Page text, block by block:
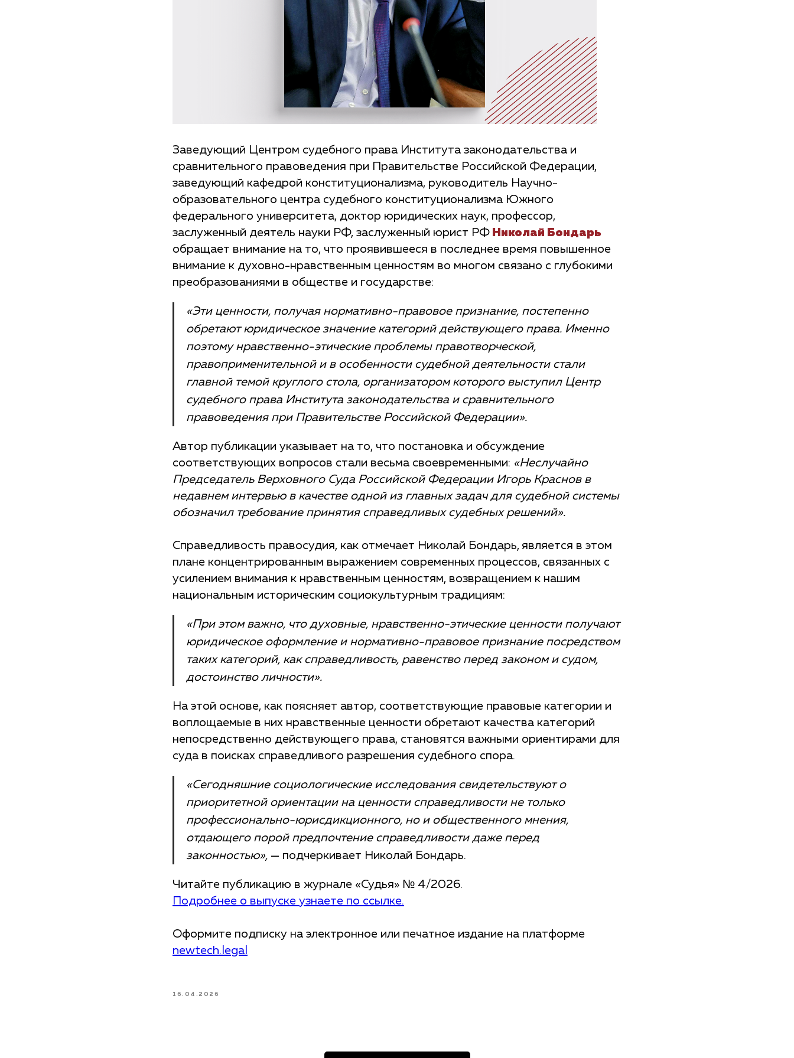
Заведующий Центром судебного права Института законодательства и
сравнительного правоведения при Правительстве Российской Федерации,
заведующий кафедрой конституционализма, руководитель Научно-
образовательного центра судебного конституционализма Южного
федерального университета, доктор юридических наук, профессор,
заслуженный деятель науки РФ, заслуженный юрист РФ Николай Бондарь
обращает внимание на то, что проявившееся в последнее время повышенное
внимание к духовно-нравственным ценностям во многом связано с глубокими
преобразованиями в обществе и государстве:
«Эти ценности, получая нормативно-правовое признание, постепенно
обретают юридическое значение категорий действующего права. Именно
поэтому нравственно-этические проблемы правотворческой,
правоприменительной и в особенности судебной деятельности стали
главной темой круглого стола, организатором которого выступил Центр
судебного права Института законодательства и сравнительного
правоведения при Правительстве Российской Федерации».
Автор публикации указывает на то, что постановка и обсуждение
соответствующих вопросов стали весьма своевременными: «Неслучайно
Председатель Верховного Суда Российской Федерации Игорь Краснов в
недавнем интервью в качестве одной из главных задач для судебной системы
обозначил требование принятия справедливых судебных решений».
Справедливость правосудия, как отмечает Николай Бондарь, является в этом
плане концентрированным выражением современных процессов, связанных с
усилением внимания к нравственным ценностям, возвращением к нашим
национальным историческим социокультурным традициям:
«При этом важно, что духовные, нравственно-этические ценности получают
юридическое оформление и нормативно-правовое признание посредством
таких категорий, как справедливость, равенство перед законом и судом,
достоинство личности».
На этой основе, как поясняет автор, соответствующие правовые категории и
воплощаемые в них нравственные ценности обретают качества категорий
непосредственно действующего права, становятся важными ориентирами для
суда в поисках справедливого разрешения судебного спора.
«Сегодняшние социологические исследования свидетельствуют о
приоритетной ориентации на ценности справедливости не только
профессионально-юрисдикционного, но и общественного мнения,
отдающего порой предпочтение справедливости даже перед
законностью», — подчеркивает Николай Бондарь.
Читайте публикацию в журнале «Судья» № 4/2026.
Подробнее о выпуске узнаете по ссылке.
Оформите подписку на электронное или печатное издание на платформе
newtech.legal
16.04.2026